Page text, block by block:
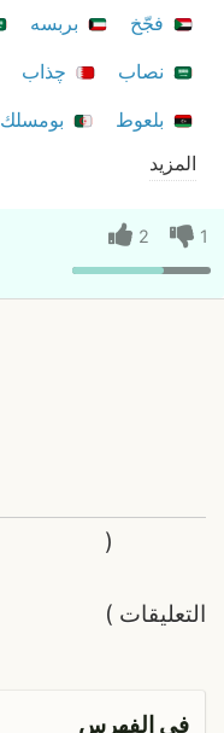
فجّخ
بربسه
نصاب
چذاب
بلعوط
بومسلك
المزيد
1
2
التعليقات
(
)
في الفهرس